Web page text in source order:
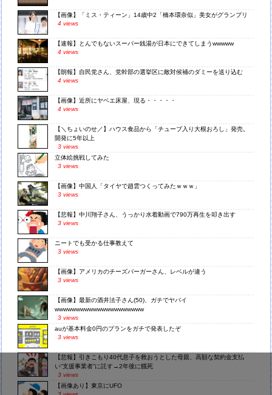
【画像】「ミス・ティーン」14歳中2「橋本環奈似」美女がグランプリ
4 views
【速報】とんでもないスーパー銭湯が日本にできてしまうwwwww
4 views
【朗報】自民党さん、党幹部の選挙区に敵対候補のダミーを送り込む
4 views
【画像】近所にヤベエ床屋、現る・・・・・
4 views
【＼ちょいのせ／】ハウス食品から「チューブ入り大根おろし」発売。
開発に5年以上
3 views
立体絵挑戦してみた
3 views
【画像】中国人「タイヤで趙雲つくってみたｗｗｗ」
3 views
【悲報】中川翔子さん、うっかり水着動画で790万再生を叩き出す
3 views
ニートでも受かる仕事教えて
3 views
【画像】アメリカのチーズバーガーさん、レベルが違う
3 views
【画像】最新の酒井法子さん(50)、ガチでヤバイ
wwwwwwwwwwwwwwwwwwwww
3 views
auが基本料金0円のプランをガチで発表したぞ
3 views
【悲報】引きこもり40代息子を救おうとした母親、高額な契約金支払
い“支援事業者”に託す→2年後に餓死
3 views
【画像あり】東京にUFO